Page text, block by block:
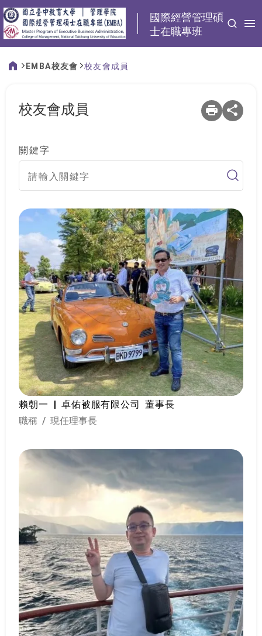
:::
國際經營管理碩
士在職專班
EMBA校友會 校友會成員
校友會成員
關鍵字
賴朝一 | 卓佑被服有限公司 董事長
職稱 / 現任理事長